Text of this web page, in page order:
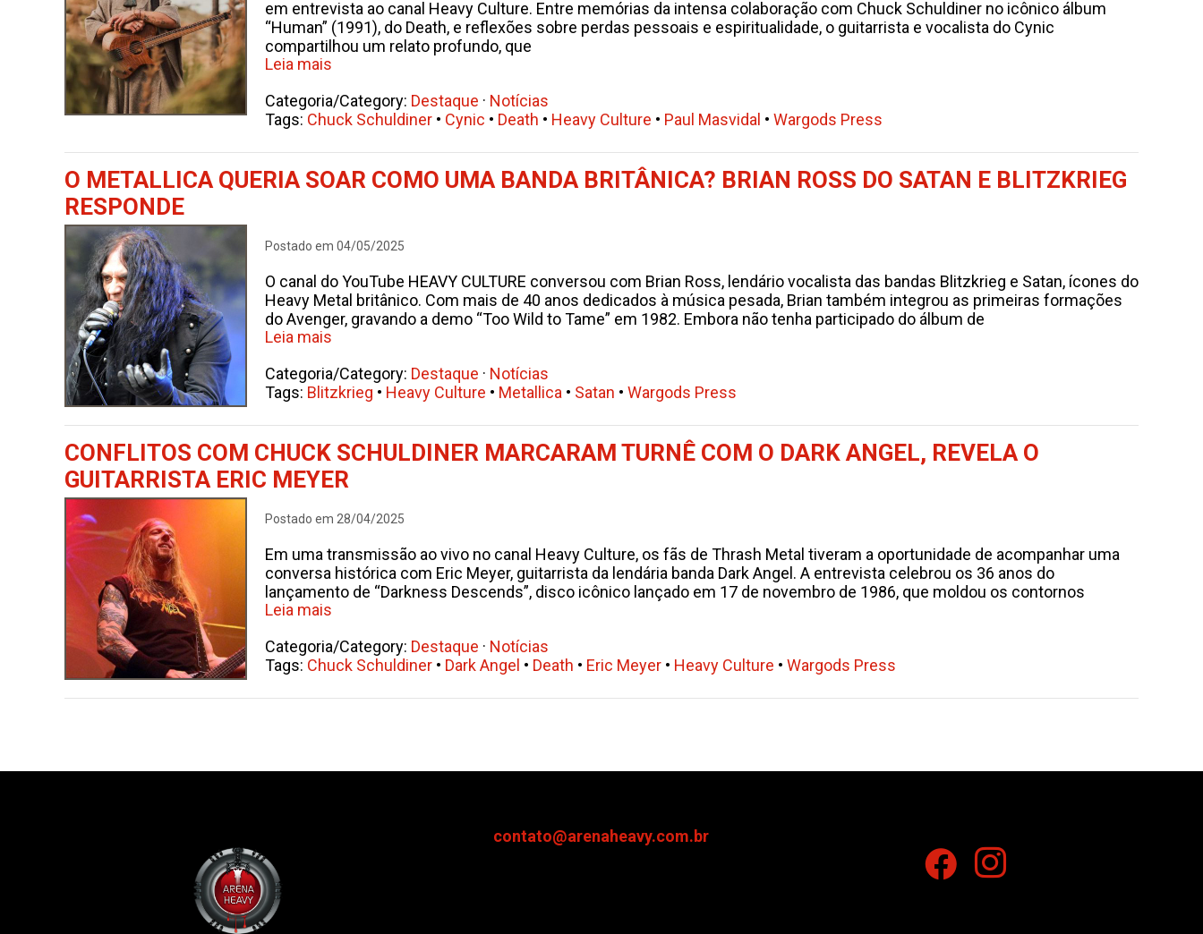
em entrevista ao canal Heavy Culture. Entre memórias da intensa colaboração com Chuck Schuldiner no icônico álbum
“Human” (1991), do Death, e reflexões sobre perdas pessoais e espiritualidade, o guitarrista e vocalista do Cynic
compartilhou um relato profundo, que
Leia mais
Categoria/Category: Destaque · Notícias
Tags: Chuck Schuldiner • Cynic • Death • Heavy Culture • Paul Masvidal • Wargods Press
O METALLICA QUERIA SOAR COMO UMA BANDA BRITÂNICA? BRIAN ROSS DO SATAN E BLITZKRIEG
RESPONDE
Postado em 04/05/2025
O canal do YouTube HEAVY CULTURE conversou com Brian Ross, lendário vocalista das bandas Blitzkrieg e Satan, ícones do
Heavy Metal britânico. Com mais de 40 anos dedicados à música pesada, Brian também integrou as primeiras formações
do Avenger, gravando a demo “Too Wild to Tame” em 1982. Embora não tenha participado do álbum de
Leia mais
Categoria/Category: Destaque · Notícias
Tags: Blitzkrieg • Heavy Culture • Metallica • Satan • Wargods Press
CONFLITOS COM CHUCK SCHULDINER MARCARAM TURNÊ COM O DARK ANGEL, REVELA O
GUITARRISTA ERIC MEYER
Postado em 28/04/2025
Em uma transmissão ao vivo no canal Heavy Culture, os fãs de Thrash Metal tiveram a oportunidade de acompanhar uma
conversa histórica com Eric Meyer, guitarrista da lendária banda Dark Angel. A entrevista celebrou os 36 anos do
lançamento de “Darkness Descends”, disco icônico lançado em 17 de novembro de 1986, que moldou os contornos
Leia mais
Categoria/Category: Destaque · Notícias
Tags: Chuck Schuldiner • Dark Angel • Death • Eric Meyer • Heavy Culture • Wargods Press
contato@arenaheavy.com.br